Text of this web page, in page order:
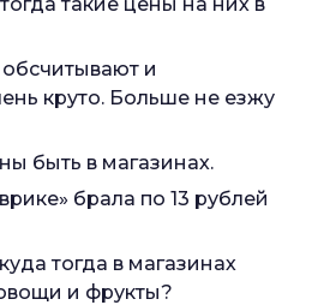
и
круто. Больше не езжу
быть в магазинах.
брала по 13 рублей
тогда в магазинах
и фрукты?